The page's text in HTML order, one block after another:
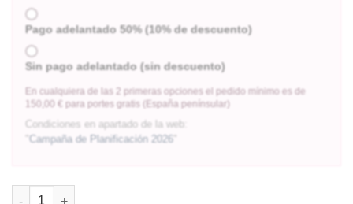
Pago adelantado 50% (10% de descuento)
Sin pago adelantado (sin descuento)
En cualquiera de las 2 primeras opciones el pedido mínimo es de
150,00 € para portes gratis (España penínsular)
Condiciones en apartado de la web:
"Campaña de Planificación 2026 "